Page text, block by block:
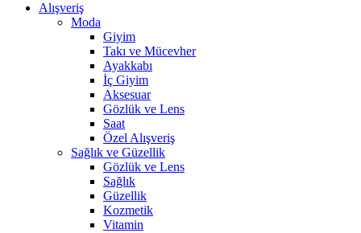
Alışveriş
Moda
Giyim
Takı ve Mücevher
Ayakkabı
İç Giyim
Aksesuar
Gözlük ve Lens
Saat
Özel Alışveriş
Sağlık ve Güzellik
Gözlük ve Lens
Sağlık
Güzellik
Kozmetik
Vitamin